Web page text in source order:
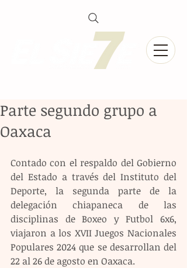
Parte segundo grupo a
Oaxaca
Contado con el respaldo del Gobierno
del Estado a través del Instituto del
Deporte, la segunda parte de la
delegación chiapaneca de las
disciplinas de Boxeo y Futbol 6x6,
viajaron a los XVII Juegos Nacionales
Populares 2024 que se desarrollan del
22 al 26 de agosto en Oaxaca.